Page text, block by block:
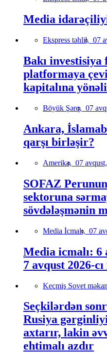
Media
Ekspress təhlil, 07
Bakı
platformaya
kapitalına
Böyük Şərq, 07
Ankara,
qarşı birləşir?
Amerika, 07
SOFAZ
sektoruna
sövdələşmənin
Media İcmalı, 07
Media icmalı: 6
7 avqust 2026-
Keçmiş Sovet
Seçkilərdən
Rusiya
axtarır, lakin
ehtimalı azdır